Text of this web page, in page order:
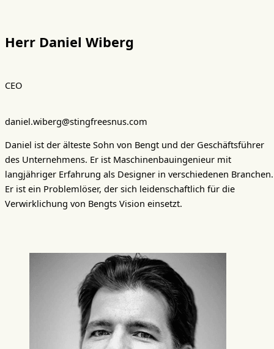
Herr Daniel Wiberg
CEO
daniel.wiberg@stingfreesnus.com
Daniel ist der älteste Sohn von Bengt und der Geschäftsführer
des Unternehmens. Er ist Maschinenbauingenieur mit
langjähriger Erfahrung als Designer in verschiedenen Branchen.
Er ist ein Problemlöser, der sich leidenschaftlich für die
Verwirklichung von Bengts Vision einsetzt.